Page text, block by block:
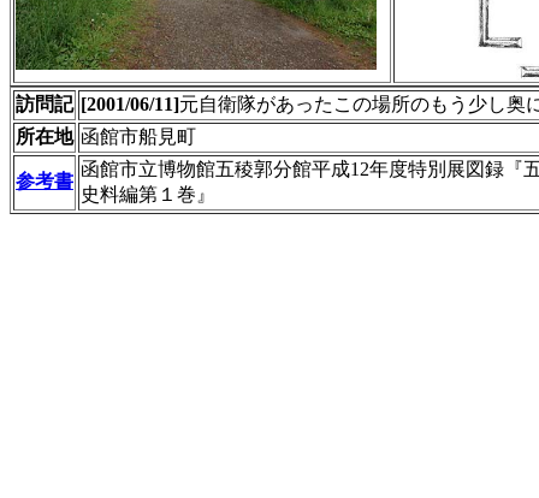
訪問記 [2001/06/11]元自衛隊があったこの場所のもう少し奥
所在地 函館市船見町
参考書
函館市立博物館五稜郭分館平成12年度特別展図録
史料編第１巻』